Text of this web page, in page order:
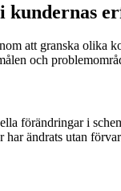
kundernas
att granska
och
förändringar i
har ändrats utan